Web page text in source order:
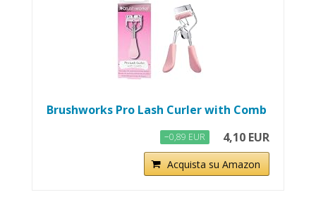
Brushworks Pro Lash Curler with Comb
−0,89 EUR 4,10 EUR
Acquista su Amazon